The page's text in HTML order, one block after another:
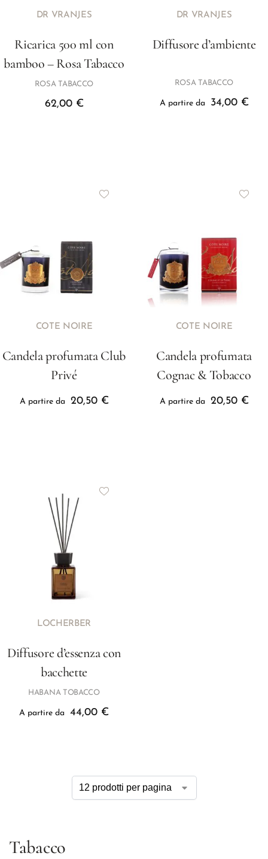
Tabacco
DR VRANJES
Ricarica 500 ml con
bamboo – Rosa Tabacco
ROSA TABACCO
62,00 €
DR VRANJES
Diffusore d’ambiente
ROSA TABACCO
A partire da 34,00 €
COTE NOIRE
Candela profumata Club
Privé
A partire da 20,50 €
COTE NOIRE
Candela profumata
Cognac & Tobacco
A partire da 20,50 €
LOCHERBER
Diffusore d’essenza con
bacchette
HABANA TOBACCO
A partire da 44,00 €